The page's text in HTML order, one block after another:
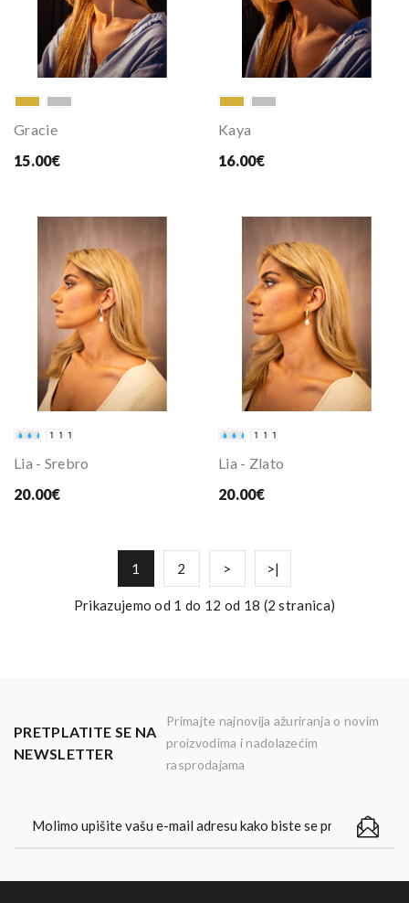
Gracie
15.00€
Kaya
16.00€
Lia - Srebro
20.00€
Lia - Zlato
20.00€
1 2 > >|
Prikazujemo od 1 do 12 od 18 (2 stranica)
PRETPLATITE SE NA
NEWSLETTER
Primajte najnovija ažuriranja o novim
proizvodima i nadolazećim
rasprodajama